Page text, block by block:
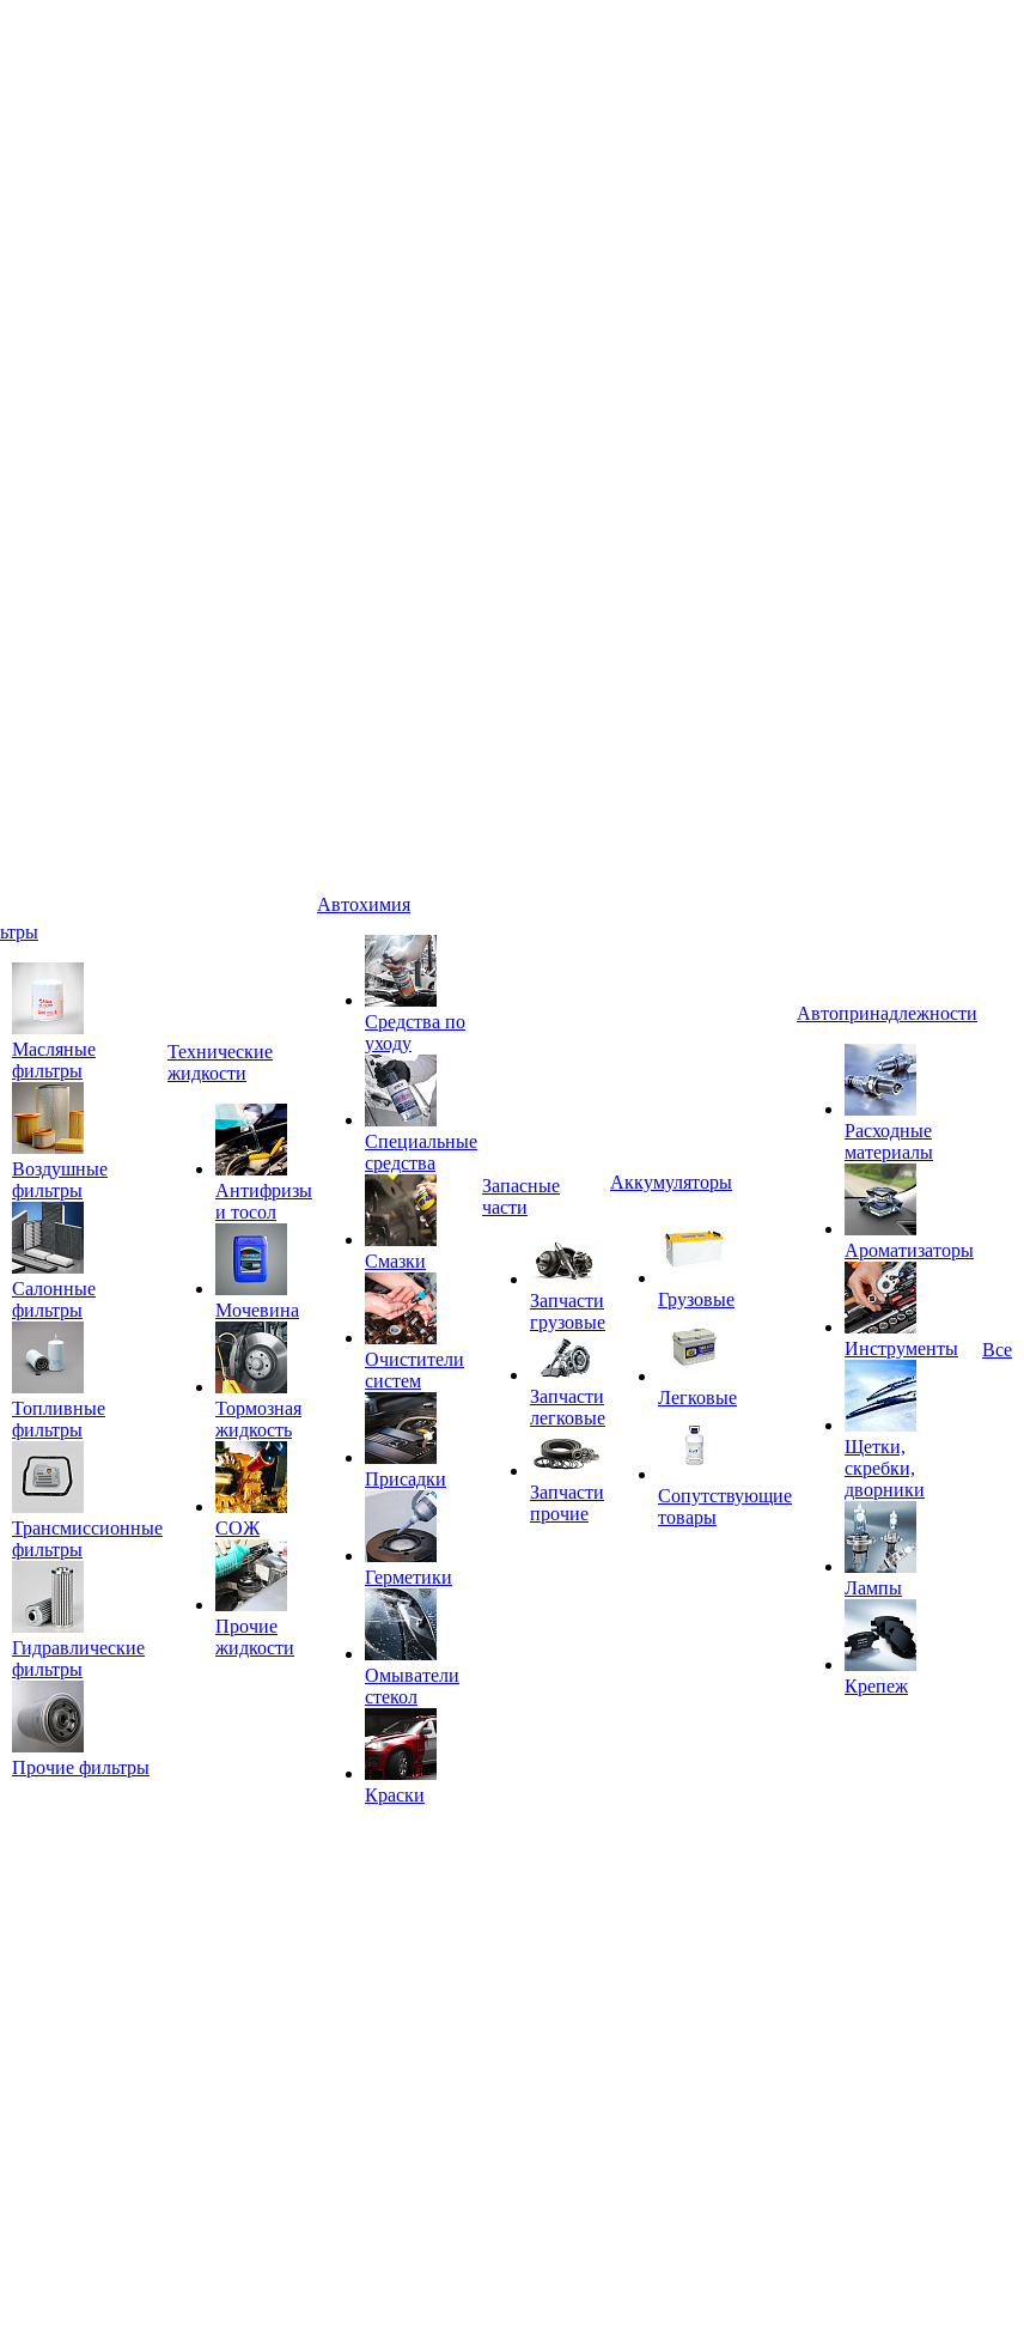
Масляные
фильтры
Воздушные
фильтры
Салонные
фильтры
Топливные
фильтры
Трансмиссионные
фильтры
Гидравлические
фильтры
Прочие фильтры
Технические
жидкости
Антифризы
и тосол
Мочевина
Тормозная
жидкость
СОЖ
Прочие
жидкости
Автохимия
Средства по
уходу
Специальные
средства
Смазки
Очистители
систем
Присадки
Герметики
Омыватели
стекол
Краски
Запасные
части
Запчасти
грузовые
Запчасти
легковые
Запчасти
прочие
Аккумуляторы
Грузовые
Легковые
Сопутствующие
товары
Автопринадлежности
Расходные
материалы
Ароматизаторы
Инструменты
Щетки,
скребки,
дворники
Лампы
Крепеж
Все